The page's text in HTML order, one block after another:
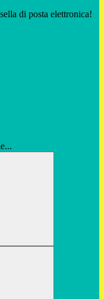
di posta elettronica!